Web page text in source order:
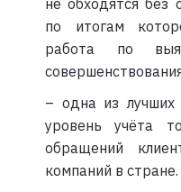
не обходятся без
по итогам
работа по
– одна из лучших
уровень учёта
обращений
компаний в стране.